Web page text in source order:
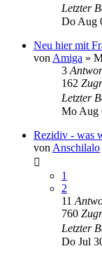
Letzter
Do Aug
Neu hier mit
von Amiga »
3
162
Letzter
Mo Aug
Rezidiv - was
von Anschilalo
1
2
11
760
Letzter
Do Jul